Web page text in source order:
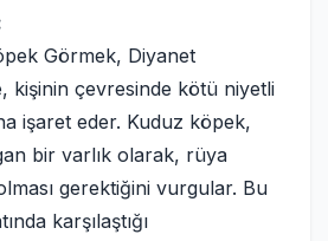
Görmek, Diyanet
kişinin çevresinde kötü niyetli
işaret eder. Kuduz köpek,
bir varlık olarak, rüya
gerektiğini vurgular. Bu
karşılaştığı